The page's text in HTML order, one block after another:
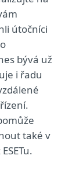
útočníci
bývá už
i řadu
také v